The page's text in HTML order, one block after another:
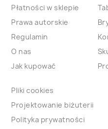
Płatności w sklepie
Prawa autorskie
Regulamin
O nas
Jak kupować
Pliki cookies
Projektowanie biżuterii
Polityka prywatności